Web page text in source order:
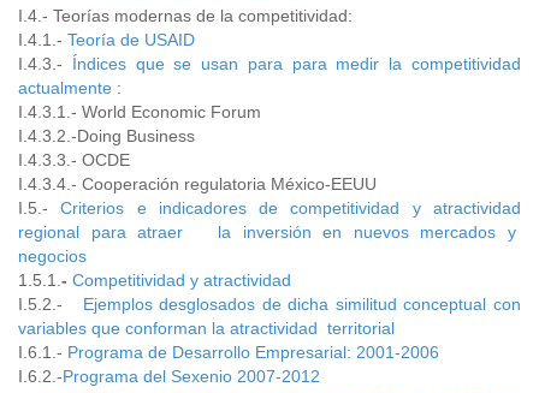
I.4.- Teorías modernas de la competitividad:
I.4.1.- Teoría de USAID
I.4.3.- Índices que se usan para para medir la competitividad
actualmente :
I.4.3.1.- World Economic Forum
I.4.3.2.-Doing Business
I.4.3.3.- OCDE
I.4.3.4.- Cooperación regulatoria México-EEUU
I.5.-Criterios e indicadores de competitividad y atractividad
regional para atraer la inversión en nuevos mercados y
negocios
1.5.1. - Competitividad y atractividad
I.5.2.-
Ejemplos desglosados de dicha similitud conceptual con
variables que conforman la atractividad territorial
I.6.1.- Programa de Desarrollo Empresarial: 2001-2006
I.6.2.-Programa del Sexenio 2007-2012